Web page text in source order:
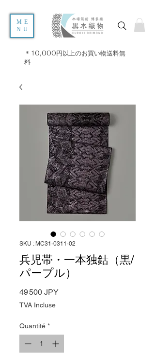
ME
NU
＊10,000円以上のお買い物送料無
料
SKU : MC31-0311-02
兵児帯・一本独鈷（黒/
パープル）
49 500 JPYPrix
TVA Incluse
Quantité *